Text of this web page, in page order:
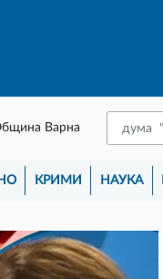
Варна
КРИМИ НАУКА